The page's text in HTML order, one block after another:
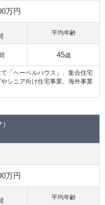
万円
平均年齢
45歳
「ヘーベルハウス」、集合住宅
シニア向け住宅事業、海外事業
万円
平均年齢